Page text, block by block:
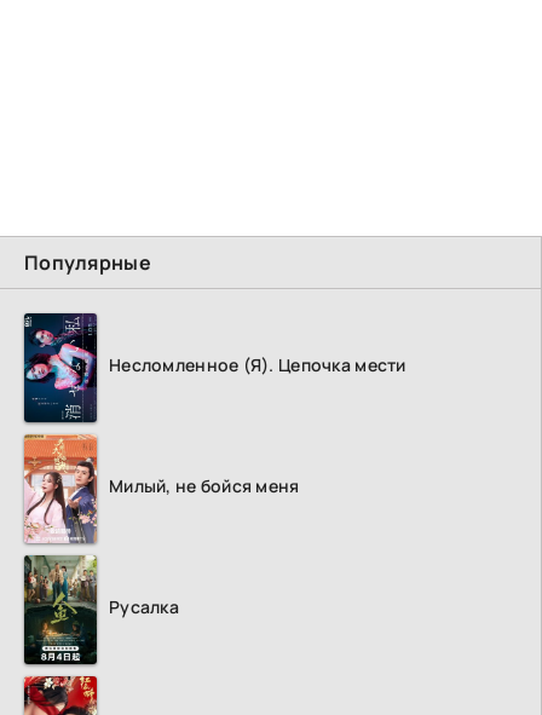
Популярные
Несломленное (Я). Цепочка мести
Милый, не бойся меня
Русалка